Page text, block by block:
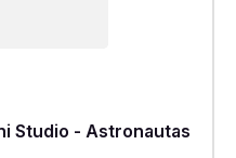
Studio - Astronautas